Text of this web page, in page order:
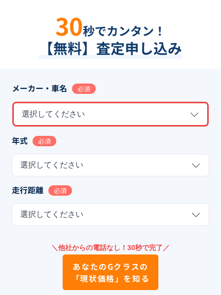
30秒でカンタン！
【無料】査定申し込み
メーカー・車名 必須
選択してください
年式 必須
選択してください
走行距離 必須
選択してください
＼他社からの電話なし！30秒で完了／
あなたのGクラスの
「現状価格」を知る